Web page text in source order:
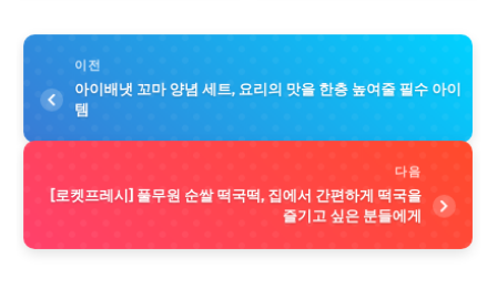
이전
아이배냇 꼬마 양념 세트, 요리의 맛을 한층 높여줄 필수 아이
템
다음
[로켓프레시] 풀무원 순쌀 떡국떡, 집에서 간편하게 떡국을
즐기고 싶은 분들에게